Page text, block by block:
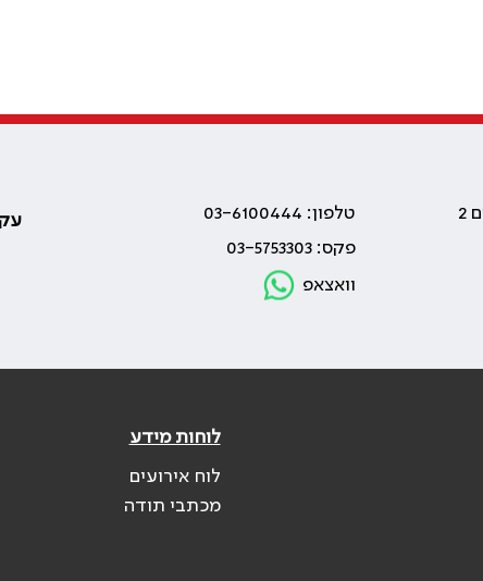
טלפון: 03-6100444
פקס: 03-5753303
וואצאפ
לוחות מידע
לוח אירועים
מכתבי תודה